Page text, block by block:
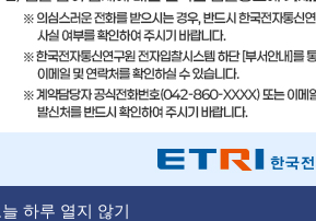
늘 하루 열지 않기
[2026-52호] ETRI, ITU-T 자율주행차 국제표준화 주도한다